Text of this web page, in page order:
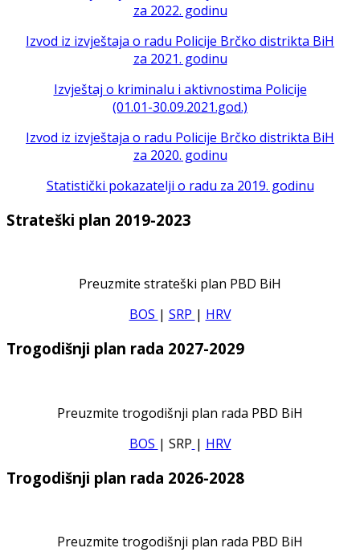
za 2022. godinu
Izvod iz izvještaja o radu Policije Brčko distrikta BiH
za 2021. godinu
Izvještaj o kriminalu i aktivnostima Policije
(01.01-30.09.2021.god.)
Izvod iz izvještaja o radu Policije Brčko distrikta BiH
za 2020. godinu
Statistički pokazatelji o radu za 2019. godinu
Strateški plan 2019-2023
Preuzmite strateški plan PBD BiH
BOS | SRP | HRV
Trogodišnji plan rada 2027-2029
Preuzmite trogodišnji plan rada PBD BiH
BOS | SRP | HRV
Trogodišnji plan rada 2026-2028
Preuzmite trogodišnji plan rada PBD BiH